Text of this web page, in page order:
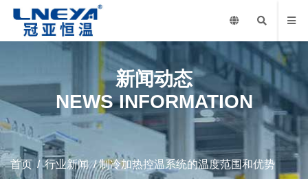
新闻动态
NEWS INFORMATION
首页 /行业新闻/ 制冷加热控温系统的温度范围和优势